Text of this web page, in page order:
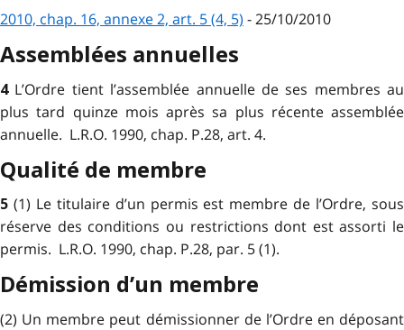
2010, chap. 16, annexe 2, art. 5 (4, 5) - 25/10/2010
Assemblées annuelles
4 L’Ordre tient l’assemblée annuelle de ses membres au
plus tard quinze mois après sa plus récente assemblée
annuelle. L.R.O. 1990, chap. P.28, art. 4.
Qualité de membre
5 (1) Le titulaire d’un permis est membre de l’Ordre, sous
réserve des conditions ou restrictions dont est assorti le
permis. L.R.O. 1990, chap. P.28, par. 5 (1).
Démission d’un membre
(2) Un membre peut démissionner de l’Ordre en déposant